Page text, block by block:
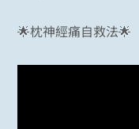
🌟枕神經痛自救法🌟